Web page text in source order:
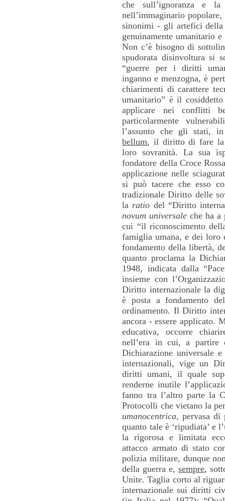
che sull’ignoranza e
nell’immaginario
sinonimi - gli artefici
genuinamente umanitario
Non c’è bisogno di
spudorata disinvoltura si
“guerre per i diritti
inganno e menzogna, è
chiarimenti di carattere
umanitario” è il
applicare nei conflitti
particolarmente
l’assunto che gli stati,
bellum, il diritto di fare la
loro sovranità. La sua
fondatore della Croce
applicazione nelle
si può tacere che esso
tradizionale Diritto delle
la ratio del “Diritto
novum universale che ha a
cui “il riconoscimento
famiglia umana, e dei
fondamento della libertà,
quanto proclama la
1948, indicata dalla
insieme con
Diritto internazionale la
è posta a fondamento
ordinamento. Il Diritto
ancora - essere applicato.
educativa, occorre
nell’era in cui, a partire
Dichiarazione universale
internazionali, vige un
diritti umani, il quale
renderne inutile
fanno tra l’altro parte la
Protocolli che vietano la
umanocentrica, pervasa di
quanto tale è ‘ripudiata’ e
la rigorosa e limitata
attacco armato di stato
polizia militare, dunque
della guerra e,sempre,
Unite. Taglia corto al
internazionale sui diritti